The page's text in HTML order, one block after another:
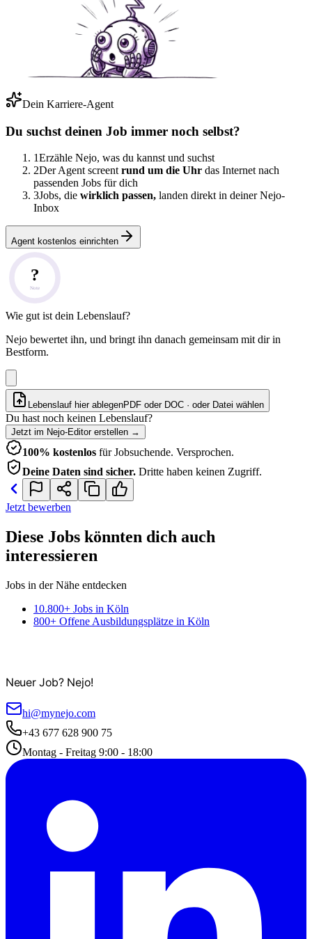
Dein Karriere-Agent
Du suchst deinen Job immer noch selbst?
1Erzähle Nejo, was du kannst und suchst
2Der Agent screent rund um die Uhr das Internet nach
passenden Jobs für dich
3Jobs, die wirklich passen, landen direkt in deiner Nejo-
Inbox
Agent kostenlos einrichten
?
Note
Wie gut ist dein Lebenslauf?
Nejo bewertet ihn, und bringt ihn danach gemeinsam mit dir in
Bestform.
Lebenslauf hier ablegenPDF oder DOC · oder Datei wählen
Du hast noch keinen Lebenslauf?
Jetzt im Nejo-Editor erstellen →
100% kostenlos für Jobsuchende. Versprochen.
Deine Daten sind sicher. Dritte haben keinen Zugriff.
Jetzt bewerben
Diese Jobs könnten dich auch
interessieren
Jobs in der Nähe entdecken
10.800+ Jobs in Köln
800+ Offene Ausbildungsplätze in Köln
Neuer Job? Nejo!
hi@mynejo.com
+43 677 628 900 75
Montag - Freitag 9:00 - 18:00